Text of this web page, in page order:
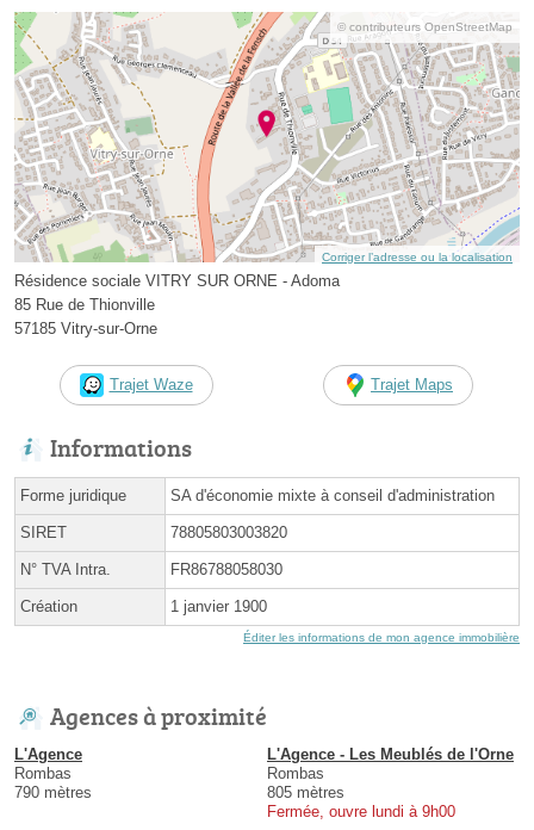
© contributeurs OpenStreetMap
Corriger l’adresse ou la localisation
Résidence sociale VITRY SUR ORNE - Adoma
85 Rue de Thionville
57185 Vitry-sur-Orne
Trajet Waze Trajet Maps
Informations
Forme juridique SA d'économie mixte à conseil d'administration
SIRET 78805803003820
N° TVA Intra. FR86788058030
Création 1 janvier 1900
Éditer les informations de mon agence immobilière
Agences à proximité
L'Agence
Rombas
790 mètres
L'Agence - Les Meublés de l'Orne
Rombas
805 mètres
Fermée, ouvre lundi à 9h00